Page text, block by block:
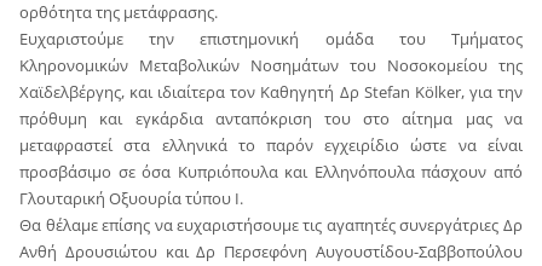
ορθότητα της μετάφρασης.
Ευχαριστούμε την επιστημονική ομάδα του Τμήματος
Κληρονομικών Μεταβολικών Νoσημάτων του Νοσοκομείου της
Χαϊδελβέργης, και ιδιαίτερα τον Καθηγητή Δρ Stefan Kölker, για την
πρόθυμη και εγκάρδια ανταπόκριση του στο αίτημα μας να
μεταφραστεί στα ελληνικά το παρόν εγχειρίδιο ώστε να είναι
προσβάσιμο σε όσα Κυπριόπουλα και Ελληνόπουλα πάσχουν από
Γλουταρική Οξυουρία τύπου Ι.
Θα θέλαμε επίσης να ευχαριστήσουμε τις αγαπητές συνεργάτριες Δρ
Ανθή Δρουσιώτου και Δρ Περσεφόνη Αυγουστίδου-Σαββοπούλου